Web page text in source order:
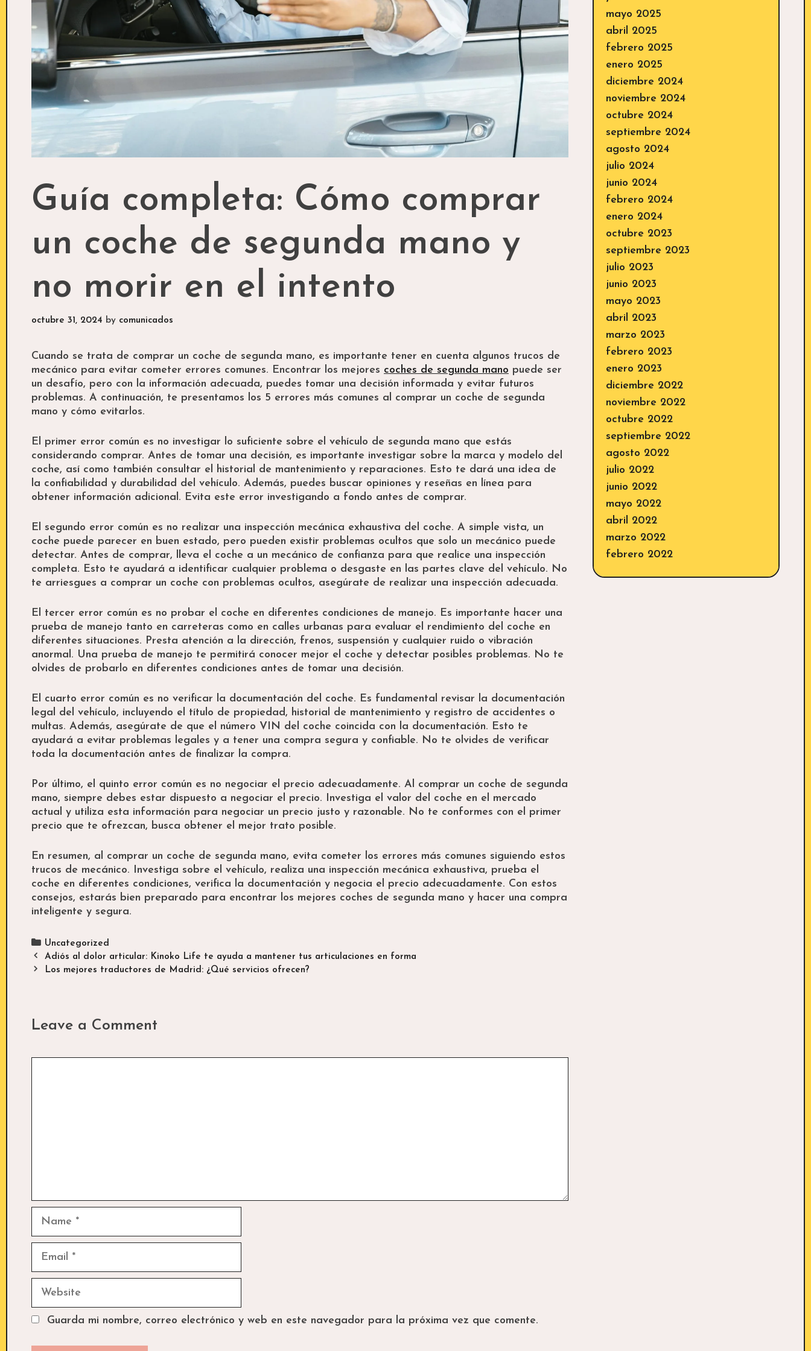
Guía completa: Cómo comprar
un coche de segunda mano y
no morir en el intento
octubre 31, 2024 by comunicados
Cuando se trata de comprar un coche de segunda mano, es importante tener en cuenta algunos trucos de
mecánico para evitar cometer errores comunes. Encontrar los mejores coches de segunda mano puede ser
un desafío, pero con la información adecuada, puedes tomar una decisión informada y evitar futuros
problemas. A continuación, te presentamos los 5 errores más comunes al comprar un coche de segunda
mano y cómo evitarlos.
El primer error común es no investigar lo suficiente sobre el vehículo de segunda mano que estás
considerando comprar. Antes de tomar una decisión, es importante investigar sobre la marca y modelo del
coche, así como también consultar el historial de mantenimiento y reparaciones. Esto te dará una idea de
la confiabilidad y durabilidad del vehículo. Además, puedes buscar opiniones y reseñas en línea para
obtener información adicional. Evita este error investigando a fondo antes de comprar.
El segundo error común es no realizar una inspección mecánica exhaustiva del coche. A simple vista, un
coche puede parecer en buen estado, pero pueden existir problemas ocultos que solo un mecánico puede
detectar. Antes de comprar, lleva el coche a un mecánico de confianza para que realice una inspección
completa. Esto te ayudará a identificar cualquier problema o desgaste en las partes clave del vehículo. No
te arriesgues a comprar un coche con problemas ocultos, asegúrate de realizar una inspección adecuada.
El tercer error común es no probar el coche en diferentes condiciones de manejo. Es importante hacer una
prueba de manejo tanto en carreteras como en calles urbanas para evaluar el rendimiento del coche en
diferentes situaciones. Presta atención a la dirección, frenos, suspensión y cualquier ruido o vibración
anormal. Una prueba de manejo te permitirá conocer mejor el coche y detectar posibles problemas. No te
olvides de probarlo en diferentes condiciones antes de tomar una decisión.
El cuarto error común es no verificar la documentación del coche. Es fundamental revisar la documentación
legal del vehículo, incluyendo el título de propiedad, historial de mantenimiento y registro de accidentes o
multas. Además, asegúrate de que el número VIN del coche coincida con la documentación. Esto te
ayudará a evitar problemas legales y a tener una compra segura y confiable. No te olvides de verificar
toda la documentación antes de finalizar la compra.
Por último, el quinto error común es no negociar el precio adecuadamente. Al comprar un coche de segunda
mano, siempre debes estar dispuesto a negociar el precio. Investiga el valor del coche en el mercado
actual y utiliza esta información para negociar un precio justo y razonable. No te conformes con el primer
precio que te ofrezcan, busca obtener el mejor trato posible.
En resumen, al comprar un coche de segunda mano, evita cometer los errores más comunes siguiendo estos
trucos de mecánico. Investiga sobre el vehículo, realiza una inspección mecánica exhaustiva, prueba el
coche en diferentes condiciones, verifica la documentación y negocia el precio adecuadamente. Con estos
consejos, estarás bien preparado para encontrar los mejores coches de segunda mano y hacer una compra
inteligente y segura.
Categories
Uncategorized
Post
navigation
Adiós al dolor articular: Kinoko Life te ayuda a mantener tus articulaciones en forma
Los mejores traductores de Madrid: ¿Qué servicios ofrecen?
Leave a Comment
Guarda mi nombre, correo electrónico y web en este navegador para la próxima vez que comente.
mayo 2025
abril 2025
febrero 2025
enero 2025
diciembre 2024
noviembre 2024
octubre 2024
septiembre 2024
agosto 2024
julio 2024
junio 2024
febrero 2024
enero 2024
octubre 2023
septiembre 2023
julio 2023
junio 2023
mayo 2023
abril 2023
marzo 2023
febrero 2023
enero 2023
diciembre 2022
noviembre 2022
octubre 2022
septiembre 2022
agosto 2022
julio 2022
junio 2022
mayo 2022
abril 2022
marzo 2022
febrero 2022